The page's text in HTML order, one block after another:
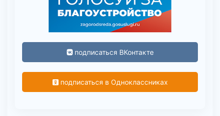
подписаться ВКонтакте
подписаться в Одноклассниках